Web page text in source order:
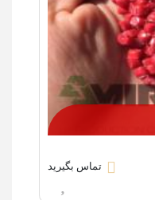
تماس بگیرید